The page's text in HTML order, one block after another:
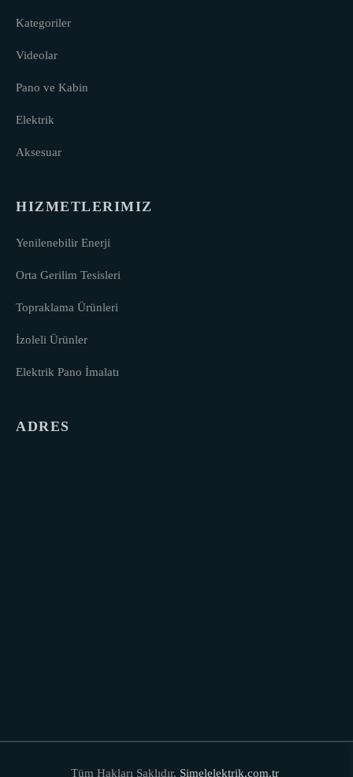
Kategoriler
Videolar
Pano ve Kabin
Elektrik
Aksesuar
HIZMETLERIMIZ
Yenilenebilir Enerji
Orta Gerilim Tesisleri
Topraklama Ürünleri
İzoleli Ürünler
Elektrik Pano İmalatı
ADRES
Tüm Hakları Saklıdır. Simelelektrik.com.tr